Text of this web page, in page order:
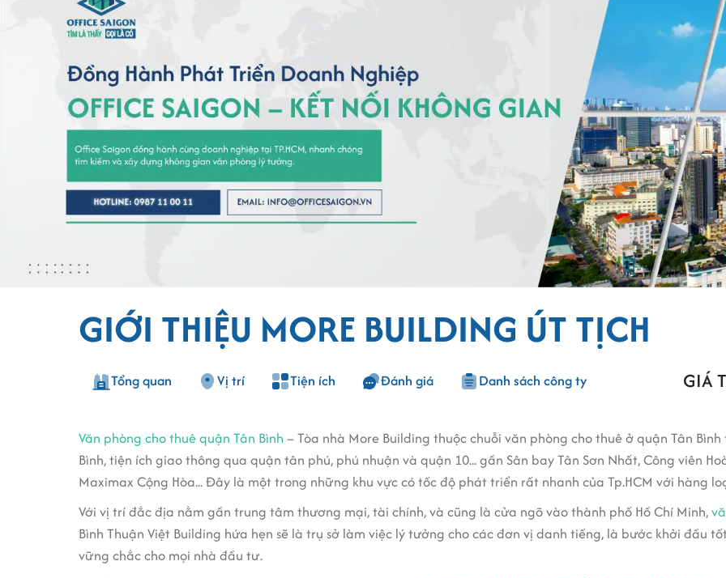
GIỚI THIỆU MORE BUILDING ÚT TỊCH
Tổng quan Vị trí Tiện ích Đánh giá Danh sách công ty GIÁ
Văn phòng cho thuê quận Tân Bình – Tòa nhà More Building thuộc chuỗi văn phòng cho thuê ở quận Tân
Bình, tiện ích giao thông qua quận tân phú, phú nhuận và quận 10... gần Sân bay Tân Sơn Nhất, Công viên
Maximax Cộng Hòa... Đây là một trong những khu vực có tốc độ phát triển rất nhanh của Tp.HCM với hàng
Với vị trí đắc địa nằm gần trung tâm thương mại, tài chính, và cũng là cửa ngõ vào thành phố Hồ Chí Minh,
Bình Thuận Việt Building hứa hẹn sẽ là trụ sở làm việc lý tưởng cho các đơn vị danh tiếng, là bước khởi đầu
vững chắc cho mọi nhà đầu tư.